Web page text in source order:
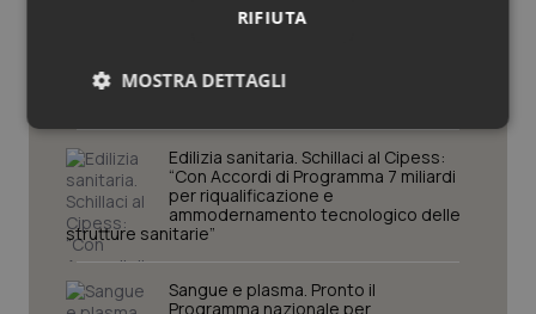
Vaccini
risoluzione. Zaffini (FdI): “Rinviare per
Edilizia sanitaria. Schillaci al Cipess:
“Con Accordi di Programma 7 miliardi
per riqualificazione e
ammodernamento tecnologico delle
strutture sanitarie”
Sangue e plasma. Pronto il
Programma nazionale per
RIFIUTA
MOSTRA DETTAGLI
Necessari Statistici Marketing
Necessari Statistici Marketing